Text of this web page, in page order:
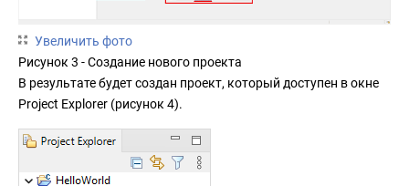
Увеличить фото
Рисунок 3 - Создание нового проекта
В результате будет создан проект, который доступен в окне
Project Explorer (рисунок 4).